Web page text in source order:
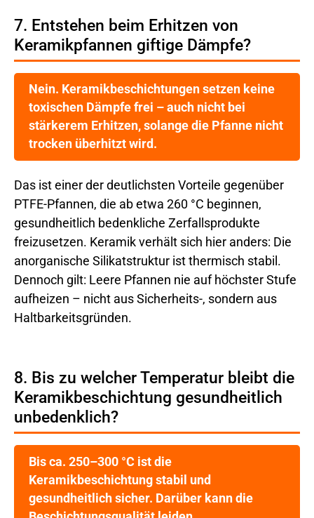
7. Entstehen beim Erhitzen von
Keramikpfannen giftige Dämpfe?
Nein. Keramikbeschichtungen setzen keine
toxischen Dämpfe frei – auch nicht bei
stärkerem Erhitzen, solange die Pfanne nicht
trocken überhitzt wird.
Das ist einer der deutlichsten Vorteile gegenüber
PTFE-Pfannen, die ab etwa 260 °C beginnen,
gesundheitlich bedenkliche Zerfallsprodukte
freizusetzen. Keramik verhält sich hier anders: Die
anorganische Silikatstruktur ist thermisch stabil.
Dennoch gilt: Leere Pfannen nie auf höchster Stufe
aufheizen – nicht aus Sicherheits-, sondern aus
Haltbarkeitsgründen.
8. Bis zu welcher Temperatur bleibt die
Keramikbeschichtung gesundheitlich
unbedenklich?
Bis ca. 250–300 °C ist die
Keramikbeschichtung stabil und
gesundheitlich sicher. Darüber kann die